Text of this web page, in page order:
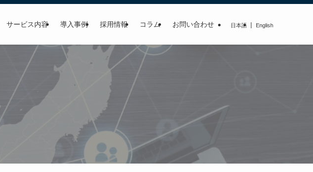
サービス内容 導入事例 採用情報 コラム お問い合わせ 日本語 English